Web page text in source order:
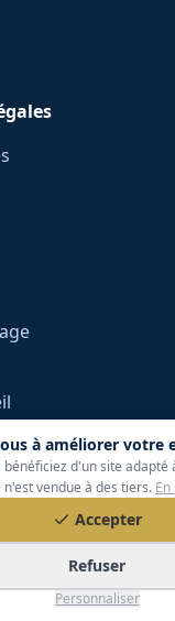
à améliorer votre
bénéficiez d'un site adapté
n'est vendue à des tiers.
Accepter
Refuser
Personnaliser